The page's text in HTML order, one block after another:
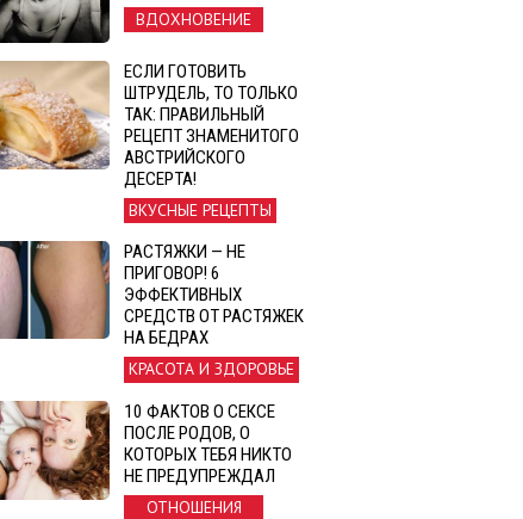
ВДОХНОВЕНИЕ
ЕСЛИ ГОТОВИТЬ
ШТРУДЕЛЬ, ТО ТОЛЬКО
ТАК: ПРАВИЛЬНЫЙ
РЕЦЕПТ ЗНАМЕНИТОГО
АВСТРИЙСКОГО
ДЕСЕРТА!
ВКУСНЫЕ РЕЦЕПТЫ
РАСТЯЖКИ — НЕ
ПРИГОВОР! 6
ЭФФЕКТИВНЫХ
СРЕДСТВ ОТ РАСТЯЖЕК
НА БЕДРАХ
КРАСОТА И ЗДОРОВЬЕ
10 ФАКТОВ О СЕКСЕ
ПОСЛЕ РОДОВ, О
КОТОРЫХ ТЕБЯ НИКТО
НЕ ПРЕДУПРЕЖДАЛ
ОТНОШЕНИЯ